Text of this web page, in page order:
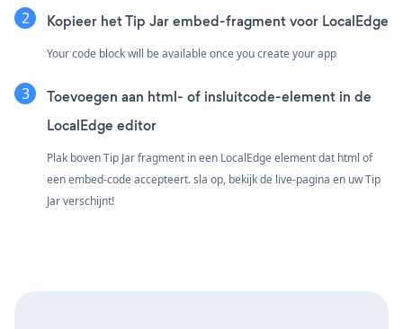
Kopieer het Tip Jar embed-fragment voor LocalEdge
Your code block will be available once you create your app
Toevoegen aan html- of insluitcode-element in de
LocalEdge editor
Plak boven Tip Jar fragment in een LocalEdge element dat html of
een embed-code accepteert. sla op, bekijk de live-pagina en uw Tip
Jar verschijnt!